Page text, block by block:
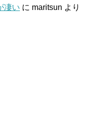
凄い に maritsun より